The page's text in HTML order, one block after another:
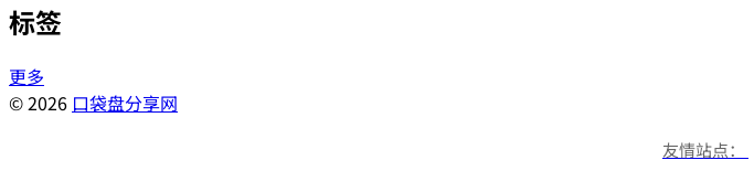
标签
更多
© 2026 口袋盘分享网
友情站点：